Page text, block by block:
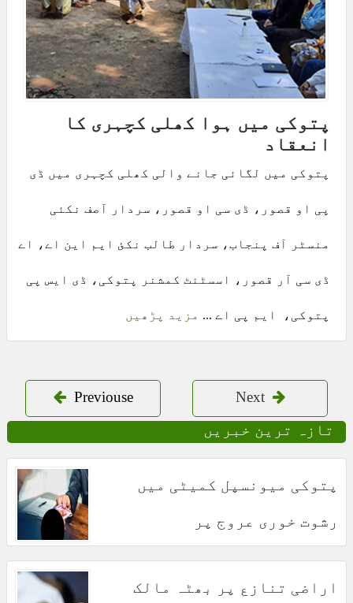
پتوکی میں ہوا کھلی کچہری کا
انعقاد
پتوکی میں لگائی جانے والی کھلی کچہری میں ڈی
پی او قصور، ڈی سی او قصور، سردار آصف نکئی
منسٹر آف پنجاب، سردار طالب نکئ ایم این اے، اے
ڈی سی آر قصور، اسسٹنٹ کمشنر پتوکی، ڈی ایس پی
پتوکی، ایم پی اے ... مزید پڑھیں
Previouse Next
تازہ ترین خبریں
پتوکی میونسپل کمیٹی میں
رشوت خوری عروج پر
اراضی تنازع پر بھٹہ مالک